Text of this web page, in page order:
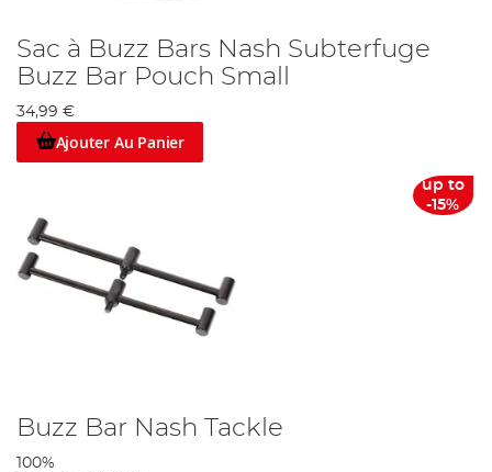
Sac à Buzz Bars Nash Subterfuge
Buzz Bar Pouch Small
34,99 €
Ajouter Au Panier
up to
-15%
Buzz Bar Nash Tackle
100%